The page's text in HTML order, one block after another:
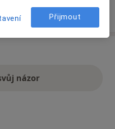
o adrese
názor
Přijmout